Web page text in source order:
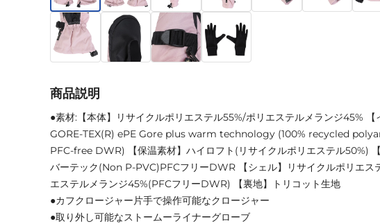
商品説明
●素材:【本体】リサイクルポリエステル55%/ポリエステルメランジ45% 【
GORE-TEX(R) ePE Gore plus warm technology (100% recycled
PFC-free DWR) 【保温素材】ハイロフト(リサイクルポリエステル50%)
バーテック(Non P-PVC)PFCフリーDWR 【シェル】リサイクルポリエス
エステルメランジ45%(PFCフリーDWR) 【裏地】トリコット生地
●カフクロージャー片手で操作可能なクロージャー
●取り外し可能なストームーライナーグローブ